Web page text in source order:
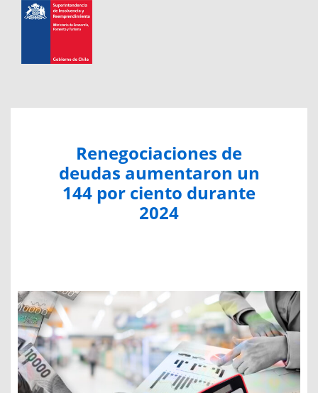
Renegociaciones de
deudas aumentaron un
144 por ciento durante
2024